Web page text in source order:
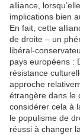
alliance,
implications bien
En fait, cette
de droite – un
libéral-
pays européens :
résistance
approche
étrangère dans le
considérer cela à
le populisme de
réussi à changer